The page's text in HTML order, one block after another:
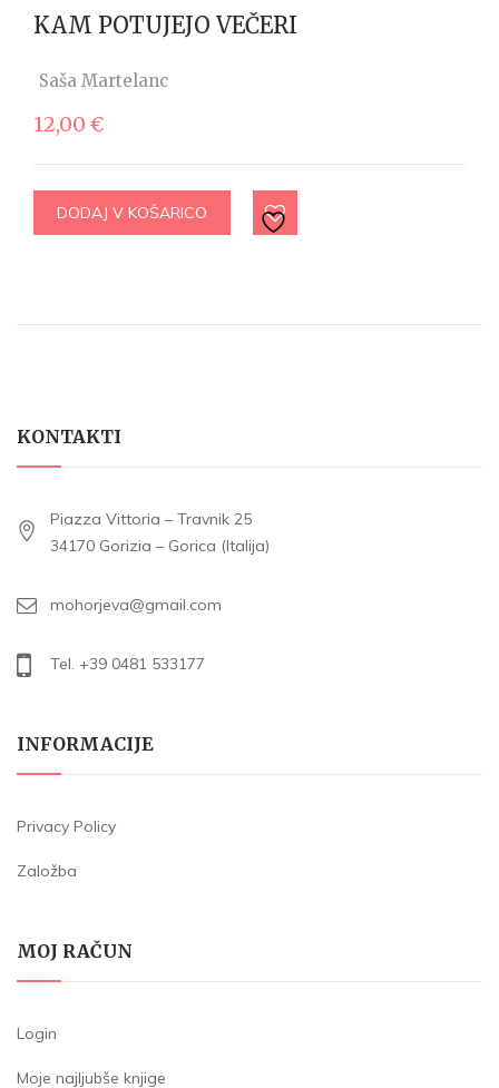
KAM POTUJEJO VEČERI
Saša Martelanc
12,00 €
DODAJ V KOŠARICO
KONTAKTI
Piazza Vittoria – Travnik 25
34170 Gorizia – Gorica (Italija)
mohorjeva@gmail.com
Tel. +39 0481 533177
INFORMACIJE
Privacy Policy
Založba
MOJ RAČUN
Login
Moje najljubše knjige